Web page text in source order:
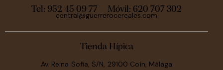
Tel: 952 45 09 77 Móvil: 620 707 302
central@guerrerocereales.com
Tienda Hípica
Av. Reina Sofía, S/N, 29100 Coín, Málaga